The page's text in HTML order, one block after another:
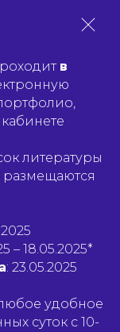
в
литературы
размещаются
– 18.05.2025*
: 23.05.2025
удобное
суток с 10-